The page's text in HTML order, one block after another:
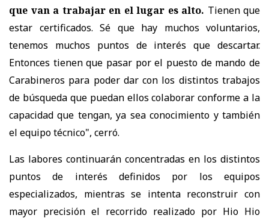
que van a trabajar en el lugar es alto. Tienen que
estar certificados. Sé que hay muchos voluntarios,
tenemos muchos puntos de interés que descartar.
Entonces tienen que pasar por el puesto de mando de
Carabineros para poder dar con los distintos trabajos
de búsqueda que puedan ellos colaborar conforme a la
capacidad que tengan, ya sea conocimiento y también
el equipo técnico", cerró.
Las labores continuarán concentradas en los distintos
puntos de interés definidos por los equipos
especializados, mientras se intenta reconstruir con
mayor precisión el recorrido realizado por Hio Hio